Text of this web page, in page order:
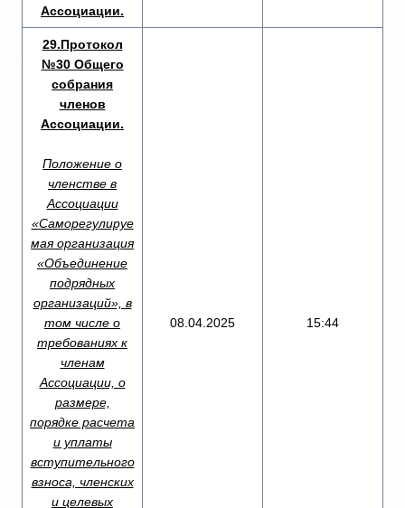
Ассоциации.
29.Протокол
№30 Общего
собрания
членов
Ассоциации.
Положение о
членстве в
Ассоциации
«Саморегулируе
мая организация
«Объединение
подрядных
организаций», в
том числе о
требованиях к
членам
Ассоциации, о
размере,
порядке расчета
и уплаты
вступительного
взноса, членских
и целевых
08.04.2025 15:44